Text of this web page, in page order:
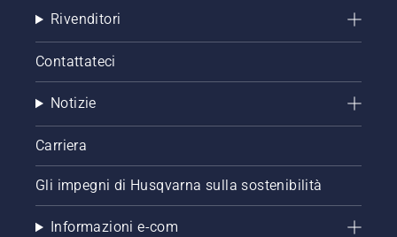
che
chiazze.
Rivenditori
Contattateci
Notizie
Carriera
Gli impegni di Husqvarna sulla sostenibilità
Informazioni e-com